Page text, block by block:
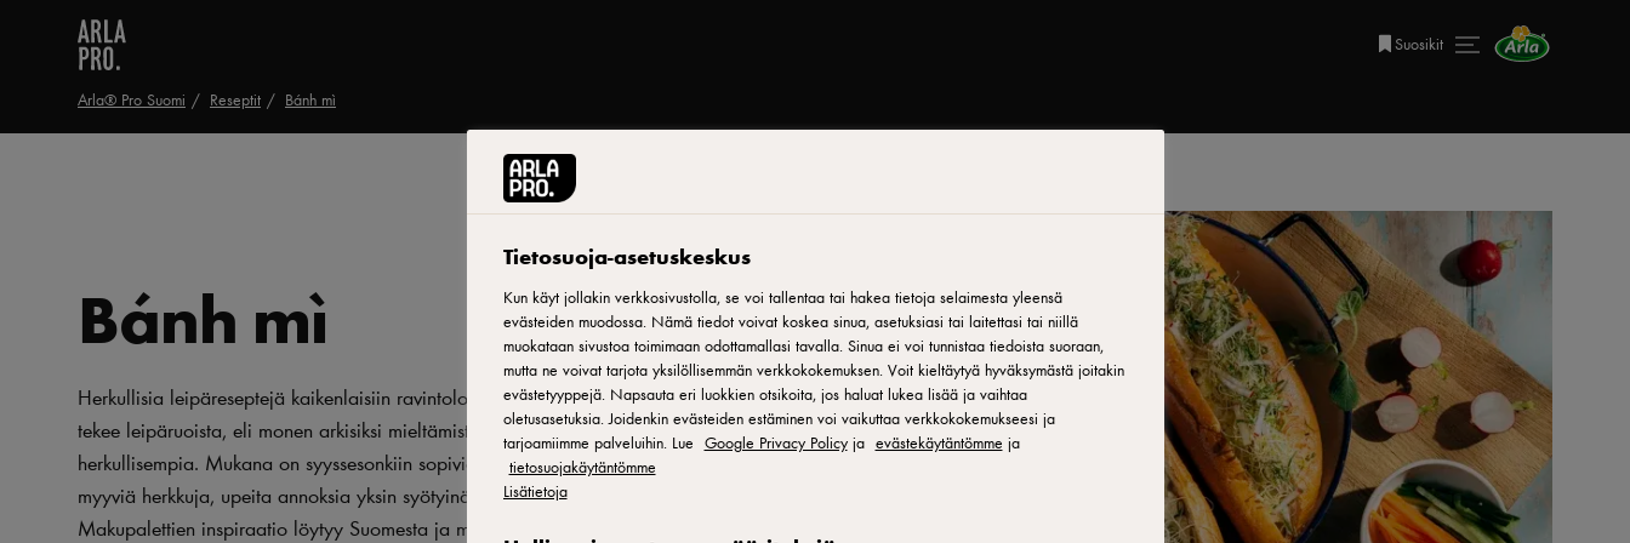
Suosikit
Arla® Pro Suomi Reseptit Bánh mì
Tulosta
Bánh mì
Herkullisia leipäreseptejä kaikenlaisiin ravintoloihin! Ismo Sipeläinen
tekee leipäruoista, eli monen arkisiksi mieltämistä annoksista astetta
herkullisempia. Mukana on syyssesonkiin sopivia ja ympäri vuoden
myyviä herkkuja, upeita annoksia yksin syötyinä tai yhdessä jaettuina.
Makupalettien inspiraatio löytyy Suomesta ja muista Pohjoismaista
Tietosuoja-asetuskeskus
Kun käyt jollakin verkkosivustolla, se voi tallentaa tai hakea tietoja selaimesta yleensä
evästeiden muodossa. Nämä tiedot voivat koskea sinua, asetuksiasi tai laitettasi tai niillä
muokataan sivustoa toimimaan odottamallasi tavalla. Sinua ei voi tunnistaa tiedoista suoraan,
mutta ne voivat tarjota yksilöllisemmän verkkokokemuksen. Voit kieltäytyä hyväksymästä joitakin
evästetyyppejä. Napsauta eri luokkien otsikoita, jos haluat lukea lisää ja vaihtaa
oletusasetuksia. Joidenkin evästeiden estäminen voi vaikuttaa verkkokokemukseesi ja
tarjoamiimme palveluihin. Lue Google Privacy Policyja evästekäytäntömme ja
tietosuojakäytäntömme
Lisätietoja